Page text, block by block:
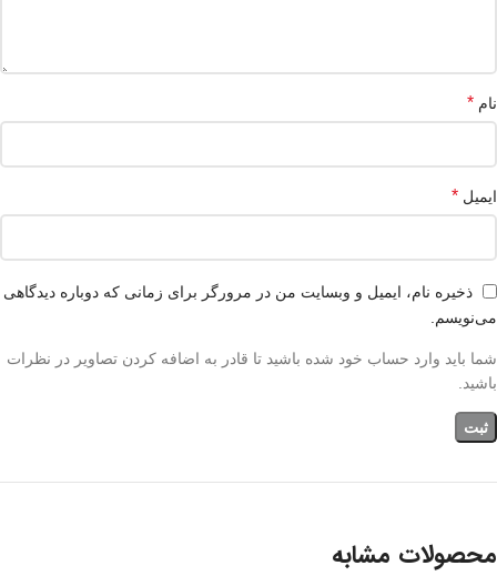
نام *
ایمیل *
ذخیره نام، ایمیل و وبسایت من در مرورگر برای زمانی که دوباره دیدگاهی
می‌نویسم.
شما باید وارد حساب خود شده باشید تا قادر به اضافه کردن تصاویر در نظرات
باشید.
محصولات مشابه